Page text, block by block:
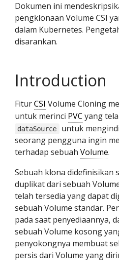
Dokumen ini
pengklonaan Volume CSI
dalam Kubernetes.
disarankan.
Introduction
FiturCSI Volume Cloning
untuk merinci PVC yang
dataSource
untuk
seorang pengguna ingin
terhadap sebuah Volume.
Sebuah klona didefinisikan
duplikat dari sebuah
telah tersedia yang dapat
sebuah Volume standar.
pada saat penyediaannya,
sebuah Volume kosong
penyokongnya membuat
persis dari Volume yang